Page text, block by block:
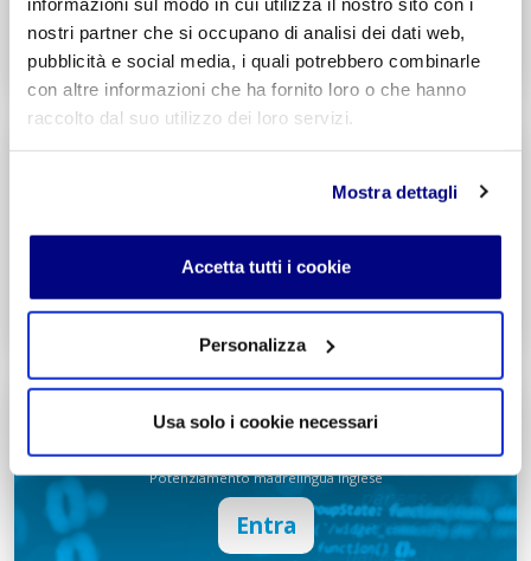
nostri partner che si occupano di analisi dei dati web,
pubblicità e social media, i quali potrebbero combinarle
con altre informazioni che ha fornito loro o che hanno
raccolto dal suo utilizzo dei loro servizi.
Mostra dettagli
Accetta tutti i cookie
Personalizza
Usa solo i cookie necessari
Entra
Decreto di Parità Scolastica N. 2684
Codice Meccanografico: MIPMRI500E
Tecnico Economico
Integr. Marketing & Comunicazione
Entra
Decreto di Parità Scolastica N. 1139
Tecnico Tecnologico
Informatico
Integr. Intelligenza artificiale & Robotica
Potenziamento madrelingua Inglese
Entra